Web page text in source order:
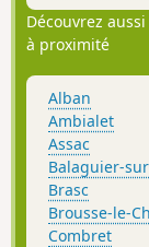
Découvrez
à proximité
Alban
Ambialet
Assac
Balaguier-
Brasc
Brousse-le-
Combret